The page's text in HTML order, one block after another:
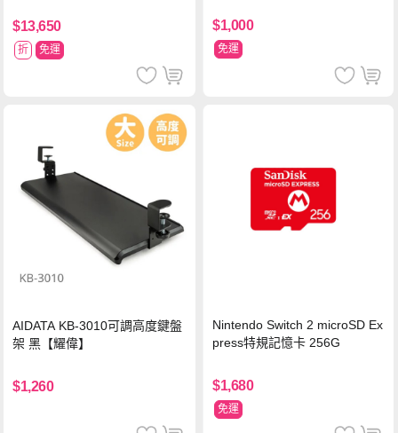
$13,650
折 免運
$1,000
免運
AIDATA KB-3010可調高度鍵盤
架 黑【耀偉】
$1,260
Nintendo Switch 2 microSD Ex
press特規記憶卡 256G
$1,680
免運